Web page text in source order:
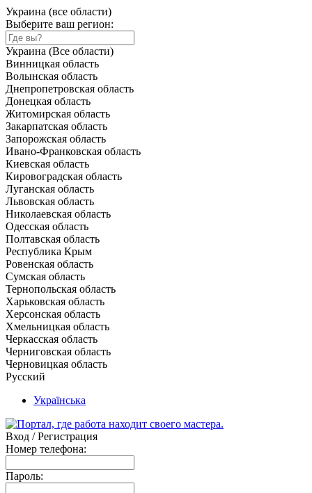
Украина (все области)
Выберите ваш регион:
Украина (Все области)
Винницкая область
Волынская область
Днепропетровская область
Донецкая область
Житомирская область
Закарпатская область
Запорожская область
Ивано-Франковская область
Киевская область
Кировоградская область
Луганская область
Львовская область
Николаевская область
Одесская область
Полтавская область
Республика Крым
Ровенская область
Сумская область
Тернопольская область
Харьковская область
Херсонская область
Хмельницкая область
Черкасская область
Черниговская область
Черновицкая область
Русский
Українська
Вход / Регистрация
Номер телефона:
Пароль: